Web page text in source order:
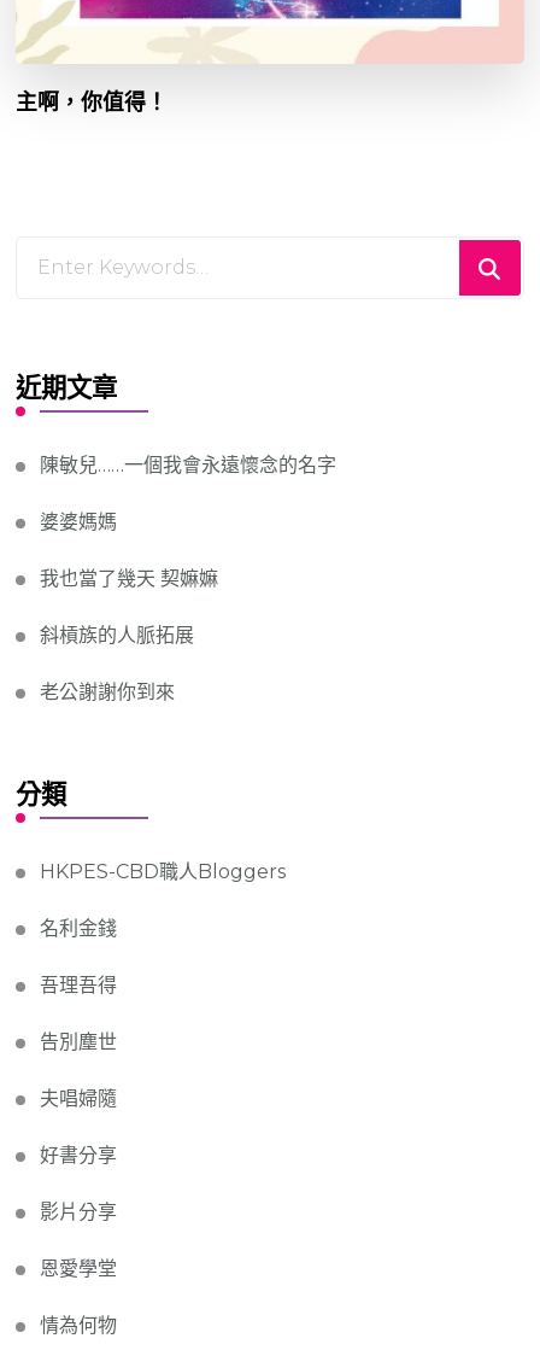
主啊，你值得！
近期文章
陳敏兒……一個我會永遠懷念的名字
婆婆媽媽
我也當了幾天 契嫲嫲
斜槓族的人脈拓展
老公謝謝你到來
分類
HKPES-CBD職人Bloggers
名利金錢
吾理吾得
告別塵世
夫唱婦隨
好書分享
影片分享
恩愛學堂
情為何物